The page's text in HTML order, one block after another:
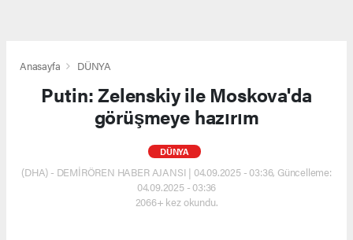
Anasayfa DÜNYA
Putin: Zelenskiy ile Moskova'da
görüşmeye hazırım
DÜNYA
(DHA) - DEMİRÖREN HABER AJANSI | 04.09.2025 - 03:36, Güncelleme:
04.09.2025 - 03:36
2066+ kez okundu.